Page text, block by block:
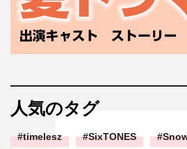
人気のタグ
timelesz SixTONES